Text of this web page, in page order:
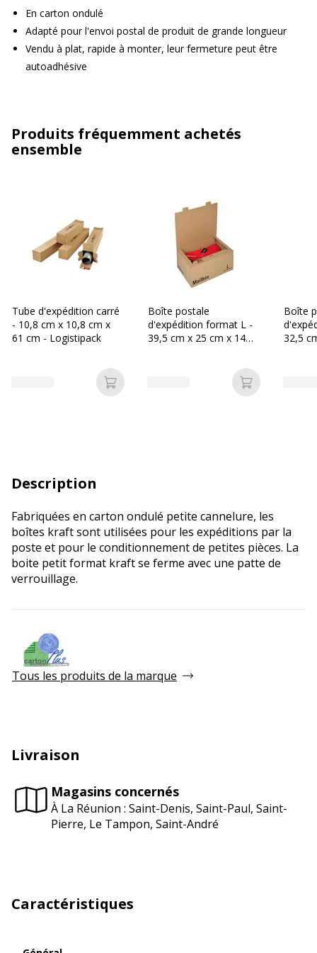
En carton ondulé
Adapté pour l'envoi postal de produit de grande longueur
Vendu à plat, rapide à monter, leur fermeture peut être
autoadhésive
Produits fréquemment achetés
ensemble
Tube d'expédition carré
- 10,8 cm x 10,8 cm x
61 cm - Logistipack
Ajouter au panier
Boîte postale
d'expédition format L -
39,5 cm x 25 cm x 14
Ajouter au
Boîte
32,5
Description
Fabriquées en carton ondulé petite cannelure, les
boîtes kraft sont utilisées pour les expéditions par la
poste et pour le conditionnement de petites pièces. La
boite petit format kraft se ferme avec une patte de
verrouillage.
Tous les produits de la marque
Livraison
Magasins concernés
À La Réunion : Saint-Denis, Saint-Paul, Saint-
Pierre, Le Tampon, Saint-André
Caractéristiques